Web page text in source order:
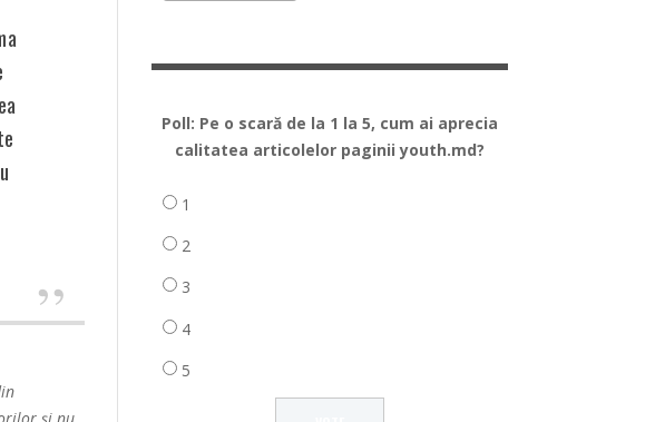
Poll: Pe o scară de la 1 la 5, cum ai aprecia
calitatea articolelor paginii youth.md?
1
2
3
4
5